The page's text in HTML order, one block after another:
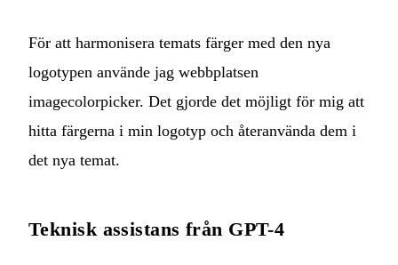
För att harmonisera temats färger med den nya
logotypen använde jag webbplatsen
imagecolorpicker. Det gjorde det möjligt för mig att
hitta färgerna i min logotyp och återanvända dem i
det nya temat.
Teknisk assistans från GPT-4